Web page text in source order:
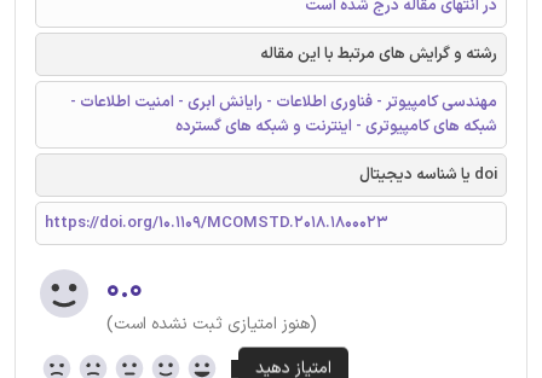
در انتهای مقاله درج شده است
رشته و گرایش های مرتبط با این مقاله
مهندسی کامپیوتر - فناوری اطلاعات - رایانش ابری - امنیت اطلاعات -
شبکه های کامپیوتری - اینترنت و شبکه های گسترده
doi یا شناسه دیجیتال
https://doi.org/10.1109/MCOMSTD.2018.1800023
۰.۰
(هنوز امتیازی ثبت نشده است)